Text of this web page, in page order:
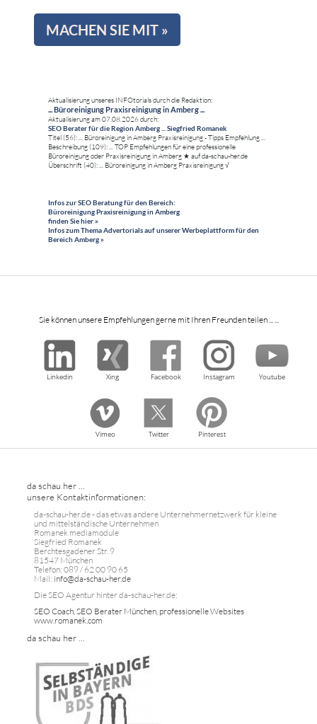
MACHEN SIE MIT »
Aktualisierung unseres INFOtorials durch die Redaktion:
... Büroreinigung Praxisreinigung in Amberg ...
Aktualisierung am 07.08.2026 durch:
SEO Berater für die Region Amberg ... Siegfried Romanek
Titel (56): ... Büroreinigung in Amberg Praxisreinigung - Tipps Empfehlung ...
Beschreibung (109): ... TOP Empfehlungen für eine professionelle
Büroreinigung oder Praxisreinigung in Amberg ★ auf da-schau-her.de
Überschrift (40): ... Büroreinigung in Amberg Praxisreinigung √
Infos zur SEO Beratung für den Bereich:
Büroreinigung Praxisreinigung in Amberg
finden Sie hier »
Infos zum Thema Advertorials auf unserer Werbeplattform für den
Bereich Amberg »
Sie können unsere Empfehlungen gerne mit Ihren Freunden teilen ... ...
Linkedin Xing Facebook Instagram Youtube
Vimeo Twitter Pinterest
da schau her ...
unsere Kontaktinformationen:
da-schau-her.de - das etwas andere Unternehmernetzwerk für kleine
und mittelständische Unternehmen
Romanek mediamodule
Siegfried Romanek
Berchtesgadener Str. 9
81547 München
Telefon: 089 / 62 00 90 65
Mail: info@da-schau-her.de
Die SEO Agentur hinter da-schau-her.de:
SEO Coach, SEO Berater München, professionelle Websites
www.romanek.com
da schau her ...